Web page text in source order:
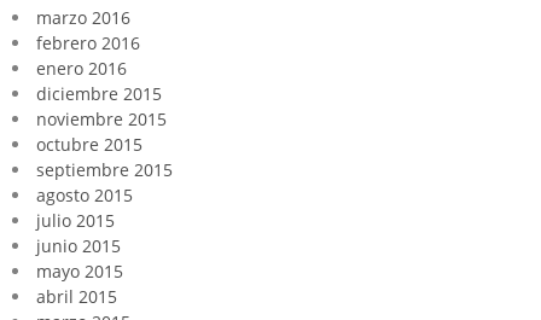
marzo 2016
febrero 2016
enero 2016
diciembre 2015
noviembre 2015
octubre 2015
septiembre 2015
agosto 2015
julio 2015
junio 2015
mayo 2015
abril 2015